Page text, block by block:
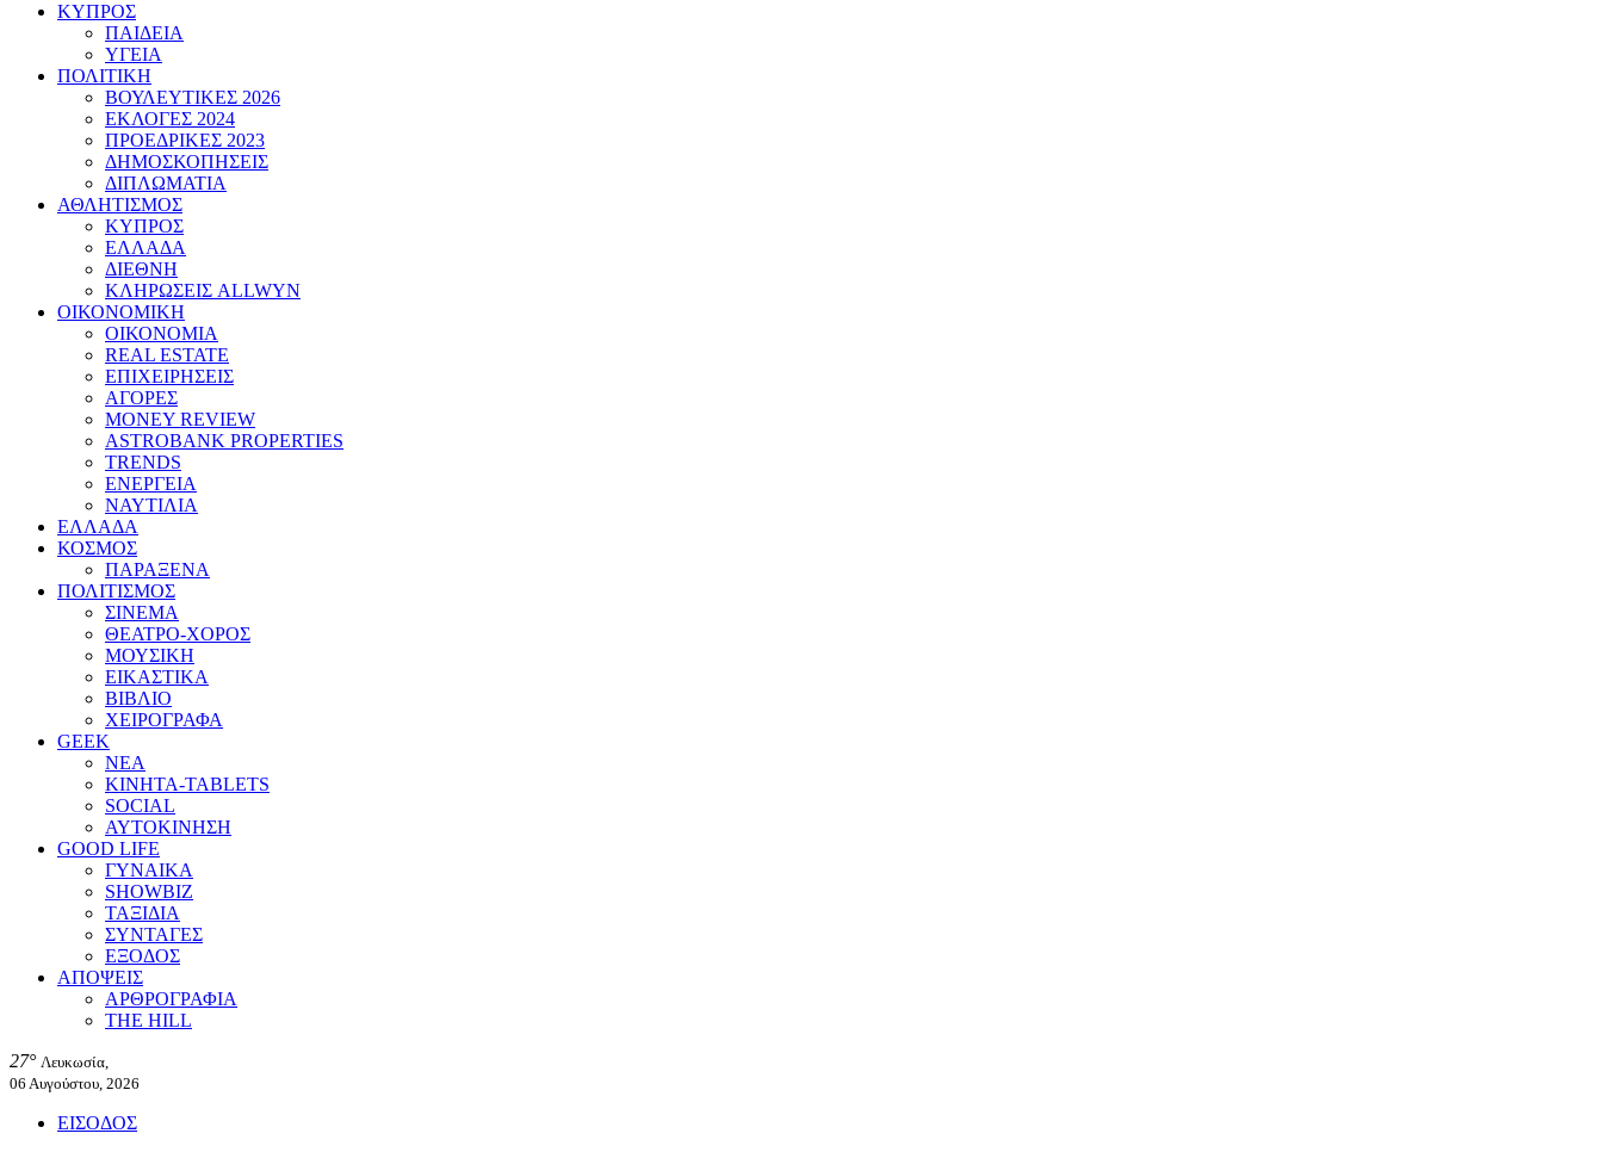
ΚΥΠΡΟΣ
ΠΑΙΔΕΙΑ
ΥΓΕΙΑ
ΠΟΛΙΤΙΚΗ
ΒΟΥΛΕΥΤΙΚΕΣ 2026
ΕΚΛΟΓΕΣ 2024
ΠΡΟΕΔΡΙΚΕΣ 2023
ΔΗΜΟΣΚΟΠΗΣΕΙΣ
ΔΙΠΛΩΜΑΤΙΑ
ΑΘΛΗΤΙΣΜΟΣ
ΚΥΠΡΟΣ
ΕΛΛΑΔΑ
ΔΙΕΘΝΗ
ΚΛΗΡΩΣΕΙΣ ALLWYN
ΟΙΚΟΝΟΜΙΚΗ
ΟΙΚΟΝΟΜΙΑ
REAL ESTATE
ΕΠΙΧΕΙΡΗΣΕΙΣ
ΑΓΟΡΕΣ
MONEY REVIEW
ASTROBANK PROPERTIES
TRENDS
ΕΝΕΡΓΕΙΑ
ΝΑΥΤΙΛΙΑ
ΕΛΛΑΔΑ
ΚΟΣΜΟΣ
ΠΑΡΑΞΕΝΑ
ΠΟΛΙΤΙΣΜΟΣ
ΣΙΝΕΜΑ
ΘΕΑΤΡΟ-ΧΟΡΟΣ
ΜΟΥΣΙΚΗ
ΕΙΚΑΣΤΙΚΑ
ΒΙΒΛΙΟ
ΧΕΙΡΟΓΡΑΦΑ
GEEK
ΝΕΑ
ΚΙΝΗΤΑ-TABLETS
SOCIAL
ΑΥΤΟΚΙΝΗΣΗ
GOOD LIFE
ΓΥΝΑΙΚΑ
SHOWBIZ
ΤΑΞΙΔΙΑ
ΣΥΝΤΑΓΕΣ
ΕΞΟΔΟΣ
ΑΠΟΨΕΙΣ
ΑΡΘΡΟΓΡΑΦΙΑ
THE HILL
27° Λευκωσία,
06 Αυγούστου, 2026
ΕΙΣΟΔΟΣ